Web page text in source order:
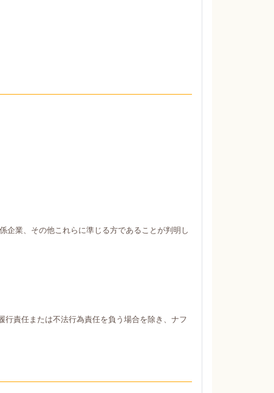
企業、その他これらに準じる方であることが判明し
責任または不法行為責任を負う場合を除き、ナフ